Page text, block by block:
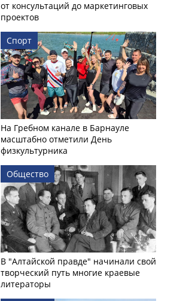
от консультаций до маркетинговых
проектов
Спорт
На Гребном канале в Барнауле
масштабно отметили День
физкультурника
Общество
В "Алтайской правде" начинали свой
творческий путь многие краевые
литераторы